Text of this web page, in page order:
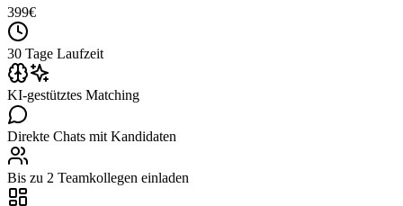
399€
30 Tage Laufzeit
KI-gestütztes Matching
Direkte Chats mit Kandidaten
Bis zu 2 Teamkollegen einladen